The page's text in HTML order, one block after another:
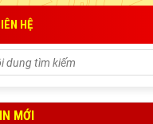
HỆ
CHỨC VÀ QUẢN LÝ CỦA
MỚI